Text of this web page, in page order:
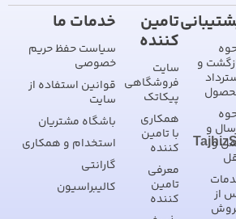
خدمات ما
سیاست حفظ حریم
خصوصی
قوانین استفاده از
سایت
باشگاه مشتریان
استخدام و همکاری
گارانتی
کالیبراسیون